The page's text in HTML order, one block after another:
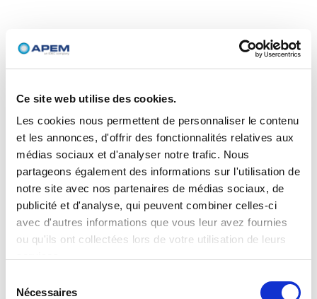
Ce site web utilise des cookies.
Les cookies nous permettent de personnaliser le contenu
et les annonces, d'offrir des fonctionnalités relatives aux
médias sociaux et d'analyser notre trafic. Nous
partageons également des informations sur l'utilisation de
notre site avec nos partenaires de médias sociaux, de
publicité et d'analyse, qui peuvent combiner celles-ci
avec d'autres informations que vous leur avez fournies
ou qu'ils ont collectées lors de votre utilisation de leurs
Nécessaires